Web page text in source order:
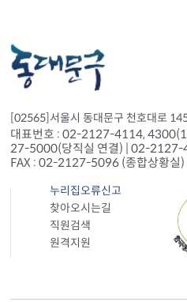
[02565]서울시 동대문구 천호대로
대표번호 : 02-2127-4114,
27-5000(당직실 연결) | 02-2127-
FAX : 02-2127-5096 (종합상황실)
누리집오류신고
찾아오시는길
직원검색
원격지원